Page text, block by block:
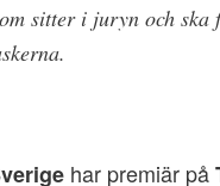
sitter i juryn och ska
har premiär på